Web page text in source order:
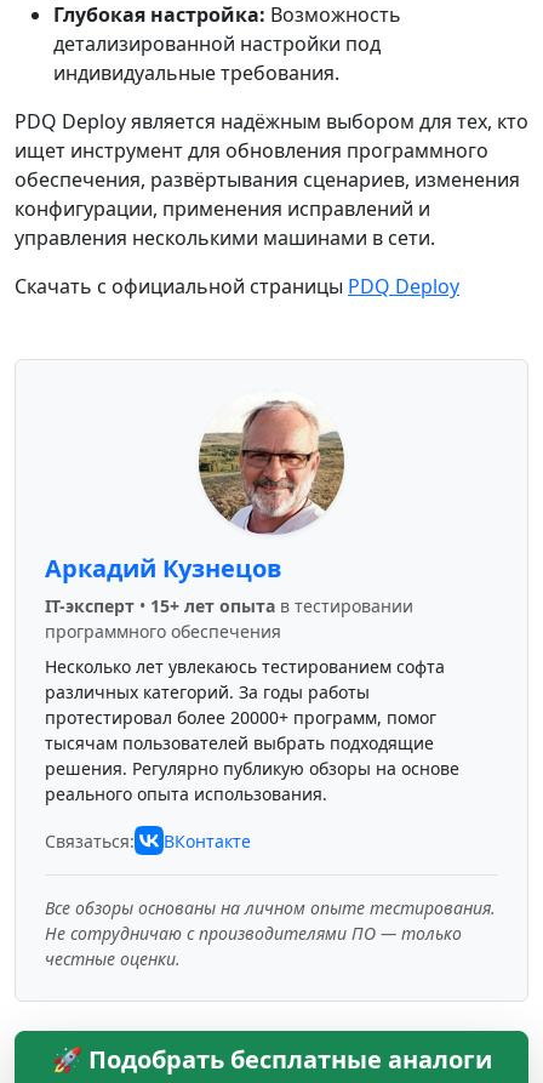
Глубокая настройка: Возможность
детализированной настройки под
индивидуальные требования.
PDQ Deploy является надёжным выбором для тех, кто
ищет инструмент для обновления программного
обеспечения, развёртывания сценариев, изменения
конфигурации, применения исправлений и
управления несколькими машинами в сети.
Скачать с официальной страницы PDQ Deploy
Аркадий Кузнецов
IT-эксперт • 15+ лет опыта в тестировании
программного обеспечения
Несколько лет увлекаюсь тестированием софта
различных категорий. За годы работы
протестировал более 20000+ программ, помог
тысячам пользователей выбрать подходящие
решения. Регулярно публикую обзоры на основе
реального опыта использования.
Связаться: ВКонтакте
Все обзоры основаны на личном опыте тестирования.
Не сотрудничаю с производителями ПО — только
честные оценки.
🚀 Подобрать бесплатные аналоги